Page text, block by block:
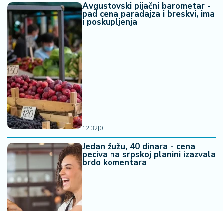
Avgustovski pijačni barometar -
pad cena paradajza i breskvi, ima
i poskupljenja
12:32|0
Jedan žužu, 40 dinara - cena
peciva na srpskoj planini izazvala
brdo komentara